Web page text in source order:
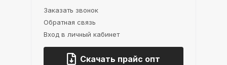
Заказать звонок
Обратная связь
Вход в личный кабинет
Скачать прайс опт